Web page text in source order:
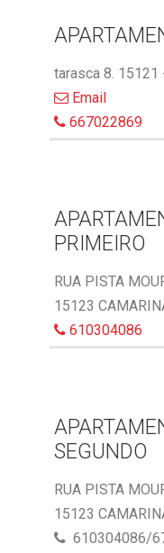
tarasca 8. 15121
Email
667022869
PRIMEIRO
RUA PISTA
15123
610304086
SEGUNDO
RUA PISTA
15123
610304086/